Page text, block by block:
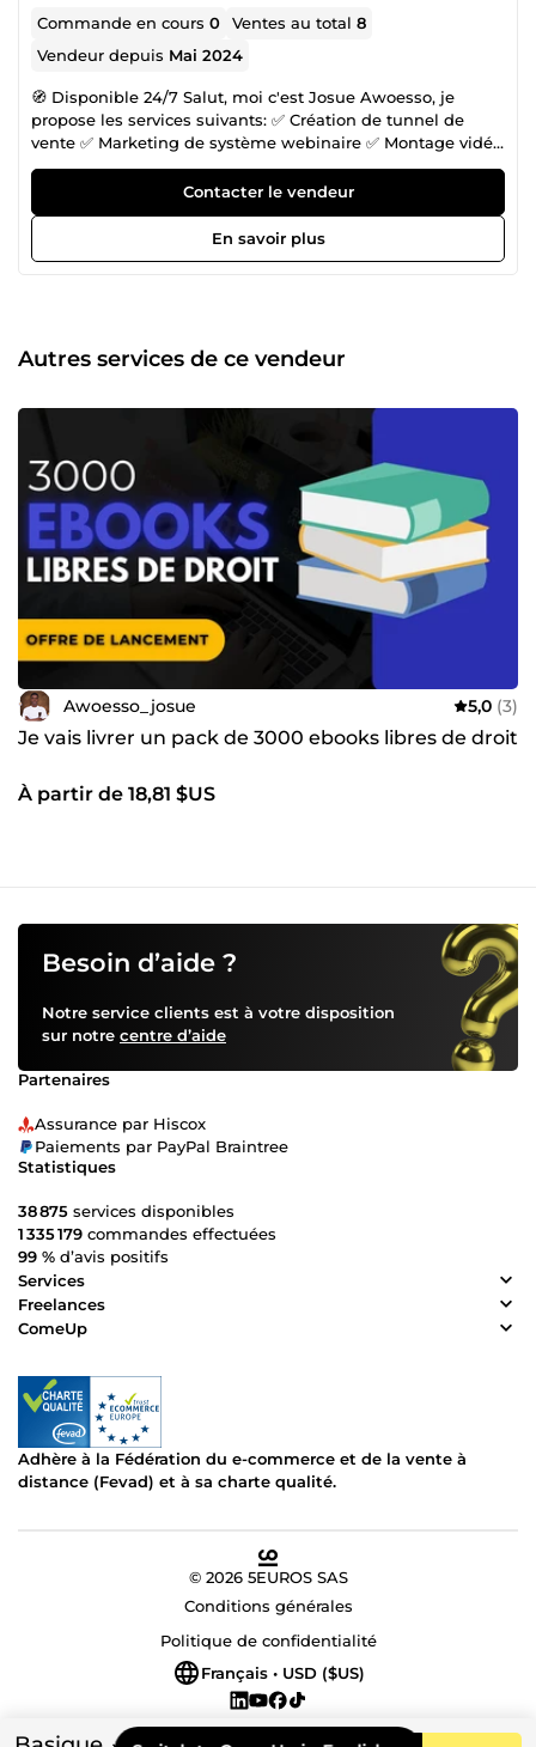
Commande en cours0 Ventes au total8
Vendeur depuis Mai 2024
🧭 Disponible 24/7 Salut, moi c'est Josue Awoesso, je
propose les services suivants: ✅ Création de tunnel de
vente ✅ Marketing de système webinaire ✅ Montage vidéo
dynamique ✅Publicité méta Facebook ads ✅Conceptions
graphiques 👉 Contactez moi en cliquant sur le bouton
&quot;Contacter le vendeur&quot;. Nous échangerons sur
vos objectifs et la meilleure stratégie pour les atteindre !
Contacter le vendeur
En savoir plus
Autres services de ce vendeur
Awoesso_josue 5,0 (3)
Je vais livrer un pack de 3000 ebooks libres de droit
À partir de 18,81 $US
Besoin d’aide ?
Notre service clients est à votre disposition
sur notre centre d’aide
Partenaires
Assurance par Hiscox
Paiements par PayPal Braintree
Statistiques
38 875 services disponibles
1 335 179 commandes effectuées
99 % d’avis positifs
Services
Freelances
ComeUp
Adhère à la Fédération du e-commerce et de la vente à
distance (Fevad) et à sa charte qualité.
© 2026 5EUROS SAS
Conditions générales
Politique de confidentialité
Français • USD ($US)